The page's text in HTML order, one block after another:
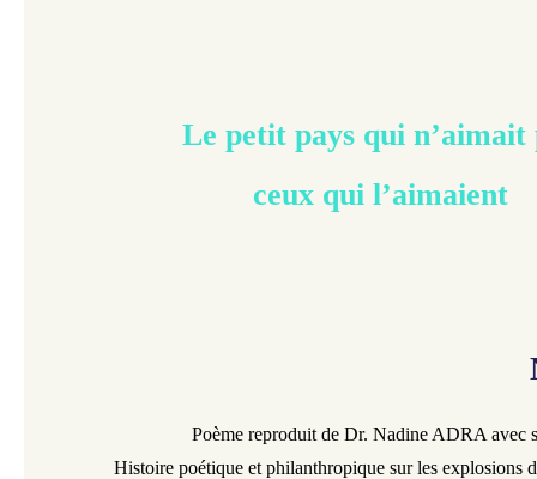
Le petit pays qui n’aimait
ceux qui l’aimaient
Poème reproduit de Dr. Nadine ADRA avec
Histoire poétique et philanthropique sur les explosions